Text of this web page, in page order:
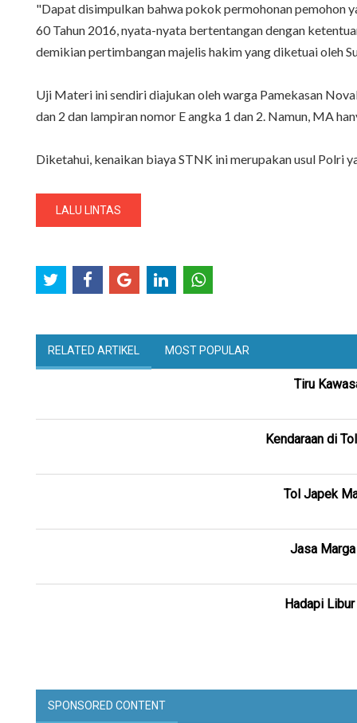
"Dapat disimpulkan bahwa pokok permohonan pemohon
60 Tahun 2016, nyata-nyata bertentangan dengan
demikian pertimbangan majelis hakim yang diketuai oleh
Uji Materi ini sendiri diajukan oleh warga Pamekasan
dan 2 dan lampiran nomor E angka 1 dan 2. Namun, MA
Diketahui, kenaikan biaya STNK ini merupakan usul Polri
LALU LINTAS
RELATED ARTIKEL MOST POPULAR
Tiru
Kendaraan di
Tol Japek
Jasa
Hadapi
SPONSORED CONTENT